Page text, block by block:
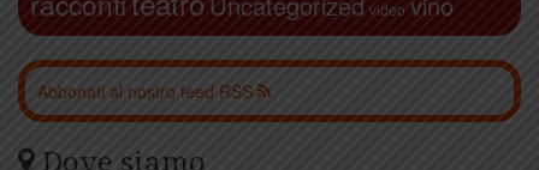
video
Abbonati al nostro feed RSS
Dove siamo